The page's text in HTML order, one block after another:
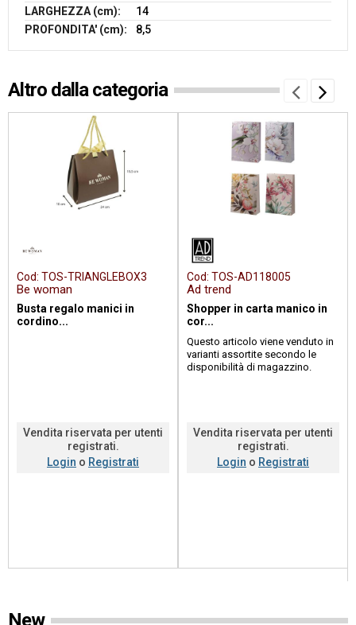
LARGHEZZA (cm):
14
PROFONDITA' (cm):
8,5
Altro dalla categoria
Cod: TOS-TRIANGLEBOX3
Be woman
Busta regalo manici in
cordino...
Vendita riservata per utenti
registrati.
Login o Registrati
Cod: TOS-AD118005
Ad trend
Shopper in carta manico in
cor...
Questo articolo viene venduto in
varianti assortite secondo le
disponibilità di magazzino.
Vendita riservata per utenti
registrati.
Login o Registrati
New